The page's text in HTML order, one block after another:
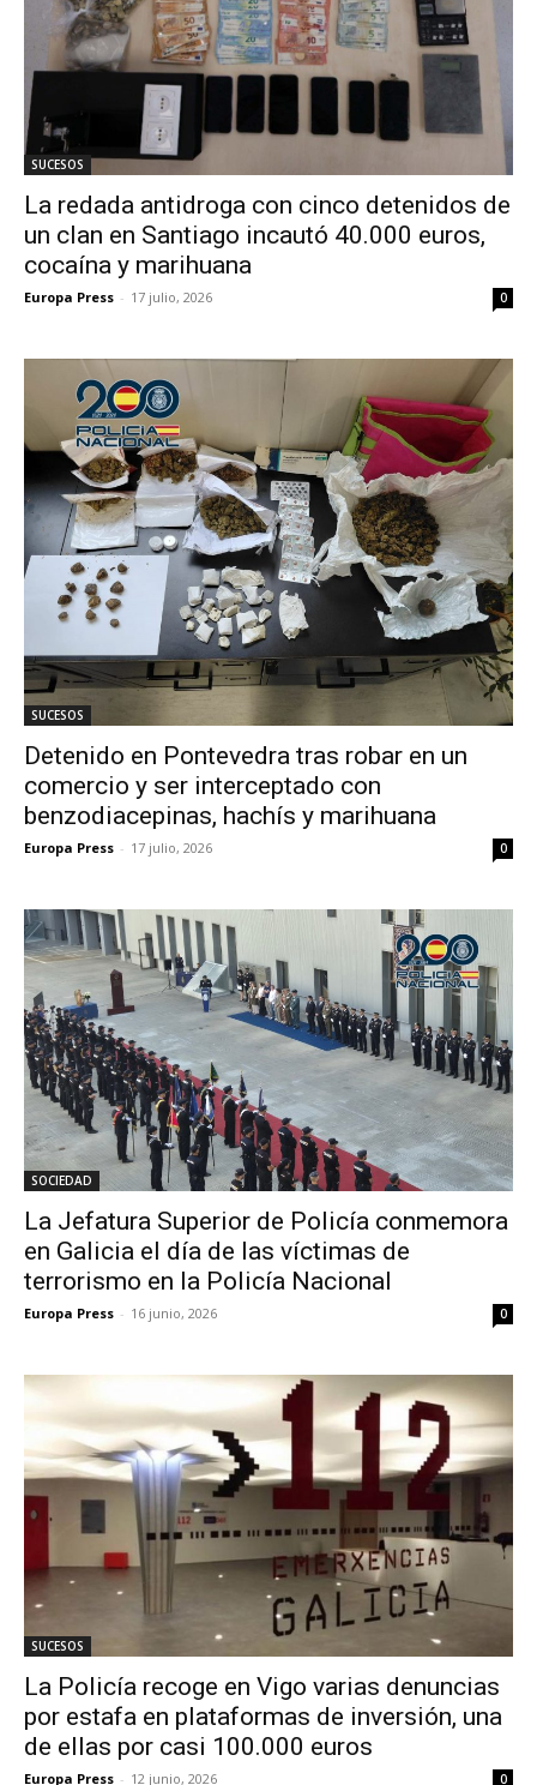
SUCESOS
La redada antidroga con cinco detenidos de
un clan en Santiago incautó 40.000 euros,
cocaína y marihuana
Europa Press - 17 julio, 2026 0
SUCESOS
Detenido en Pontevedra tras robar en un
comercio y ser interceptado con
benzodiacepinas, hachís y marihuana
Europa Press - 17 julio, 2026 0
SOCIEDAD
La Jefatura Superior de Policía conmemora
en Galicia el día de las víctimas de
terrorismo en la Policía Nacional
Europa Press - 16 junio, 2026 0
SUCESOS
La Policía recoge en Vigo varias denuncias
por estafa en plataformas de inversión, una
de ellas por casi 100.000 euros
Europa Press - 12 junio, 2026 0